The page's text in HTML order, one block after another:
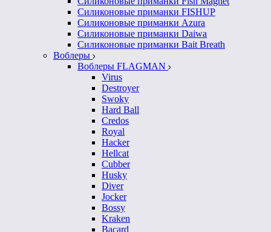
Силиконовые приманки FISHUP
Силиконовые приманки Azura
Силиконовые приманки Daiwa
Силиконовые приманки Bait Breath
Воблеры
Воблеры FLAGMAN
Virus
Destroyer
Swoky
Hard Ball
Credos
Royal
Hacker
Hellcat
Cubber
Husky
Diver
Jocker
Bossy
Kraken
Bacard